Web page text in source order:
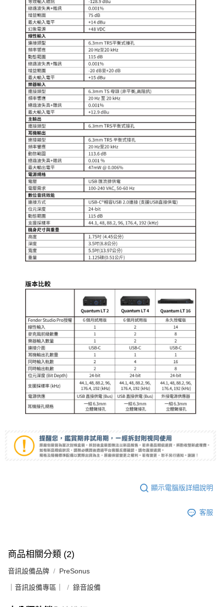
顯示電腦版詳細說明
客服
商品相關分類 (2)
音訊設備品牌 PreSonus
｜音訊設備專區｜ 錄音設備